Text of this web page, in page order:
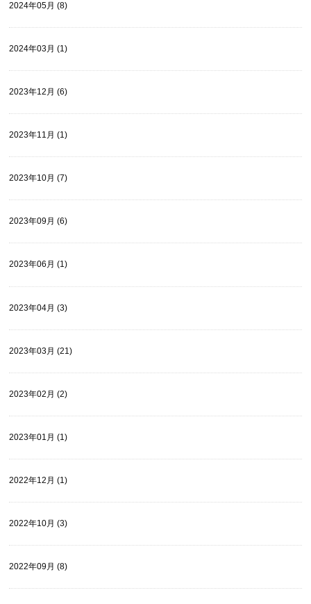
2024年05月 (8)
2024年03月 (1)
2023年12月 (6)
2023年11月 (1)
2023年10月 (7)
2023年09月 (6)
2023年06月 (1)
2023年04月 (3)
2023年03月 (21)
2023年02月 (2)
2023年01月 (1)
2022年12月 (1)
2022年10月 (3)
2022年09月 (8)